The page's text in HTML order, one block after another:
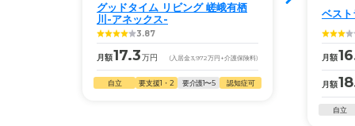
グッドタイム リビング 嵯峨有栖
川-アネックス-
3.87
月額17.3万円 (入居金3,972万円 +介護保険料)
自立 要支援1・2 要介護1〜5 認知症可
ベス
月額
月額
自立